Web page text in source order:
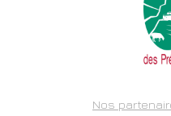
Nos